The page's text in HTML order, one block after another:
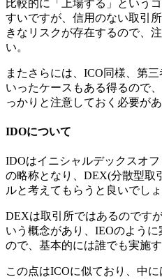
比較的に「上場する」という
すいですが、信用のない取引
きなリスクが存在するので、
い。
またさらには、ICO同様、第
いったケースもある得るので
っかりと注意しておく必要があ
IDOについて
IDOはイニシャルデックスオ
の略称となり、DEX(分散型取
ルと考えてもらうと良いでしょ
DEXは取引所ではあるのです
いう概念があり、IEOのよう
ので、基本的には誰でも実施
この点はICOに似ており、中